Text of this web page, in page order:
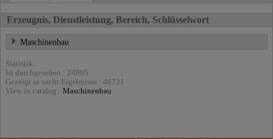
Erzeugnis, Dienstleistung, Bereich, Schlüsselwort
Maschinenbau
Statistik:
Ist durchgesehen : 24805
Gezeigt in sucht Ergebnisse : 46731
View in catalog : Maschinenbau